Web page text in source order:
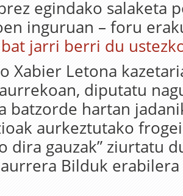
egindako salaketa
inguruan – foru
jarri berri du
Xabier Letona
diputatu
batzorde hartan
aurkeztutako
dira gauzak” ziurtatu
Bilduk